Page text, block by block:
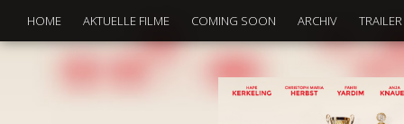
HOME AKTUELLE FILME COMING SOON ARCHIV TRAILER